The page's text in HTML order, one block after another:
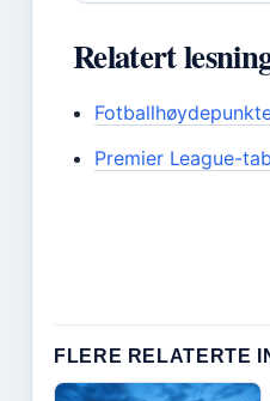
Relatert
Premier League-
FLERE RELATERTE